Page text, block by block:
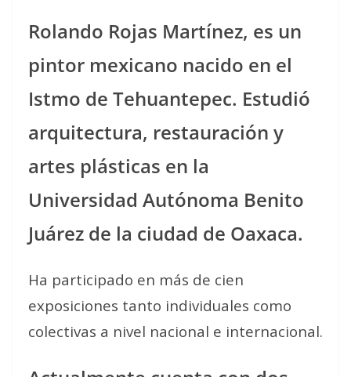
Rolando Rojas Martínez, es un
pintor mexicano nacido en el
Istmo de Tehuantepec. Estudió
arquitectura, restauración y
artes plásticas en la
Universidad Autónoma Benito
Juárez de la ciudad de Oaxaca.
Ha participado en más de cien
exposiciones tanto individuales como
colectivas a nivel nacional e internacional.